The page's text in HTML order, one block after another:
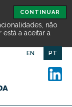
CONTINUAR
não
a aceitar a
EN PT